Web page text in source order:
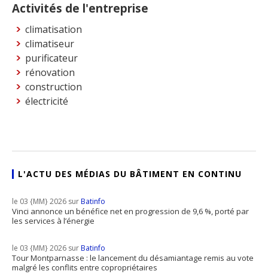
Activités de l'entreprise
climatisation
climatiseur
purificateur
rénovation
construction
électricité
L'ACTU DES MÉDIAS DU BÂTIMENT EN CONTINU
le 03 {MM} 2026 surBatinfo
Vinci annonce un bénéfice net en progression de 9,6 %, porté par
les services à l’énergie
le 03 {MM} 2026 surBatinfo
Tour Montparnasse : le lancement du désamiantage remis au vote
malgré les conflits entre copropriétaires